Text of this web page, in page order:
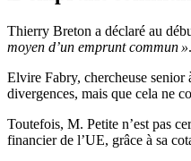
Thierry Breton a déclaré au
moyen d’un emprunt commun ».
Elvire Fabry, chercheuse
divergences, mais que cela ne
Toutefois, M. Petite n’est pas
financier de l’UE, grâce à sa